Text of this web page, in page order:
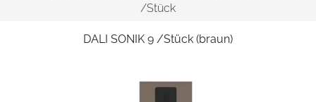
/Stück
DALI SONIK 9 /Stück (braun)